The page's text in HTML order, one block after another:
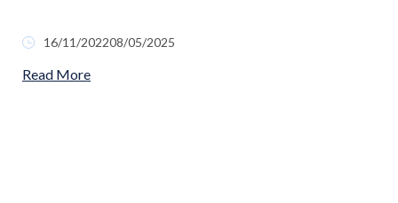
16/11/202208/05/2025
Read More